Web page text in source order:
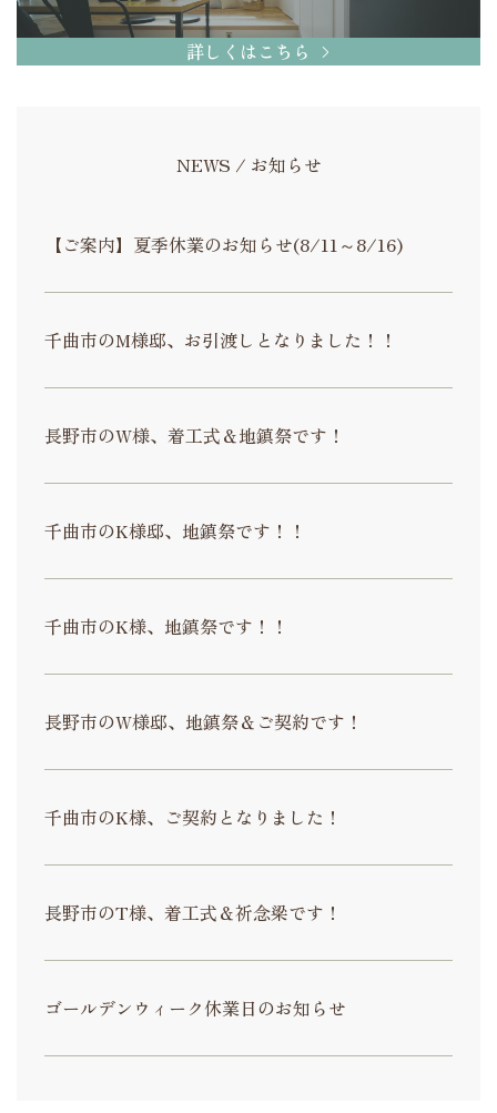
詳しくはこちら
NEWS / お知らせ
【ご案内】夏季休業のお知らせ(8/11～8/16)
千曲市のM様邸、お引渡しとなりました！！
長野市のW様、着工式＆地鎮祭です！
千曲市のK様邸、地鎮祭です！！
千曲市のK様、地鎮祭です！！
長野市のW様邸、地鎮祭＆ご契約です！
千曲市のK様、ご契約となりました！
長野市のT様、着工式＆祈念梁です！
ゴールデンウィーク休業日のお知らせ